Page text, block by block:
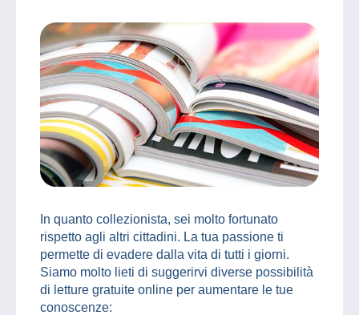
In quanto collezionista, sei molto fortunato
rispetto agli altri cittadini. La tua passione ti
permette di evadere dalla vita di tutti i giorni.
Siamo molto lieti di suggerirvi diverse possibilità
di letture gratuite online per aumentare le tue
conoscenze: